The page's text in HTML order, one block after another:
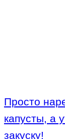
Просто
капусты, а
закуску!